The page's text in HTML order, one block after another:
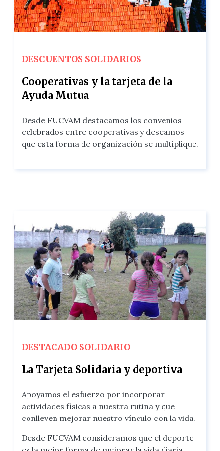
DESCUENTOS SOLIDARIOS
Cooperativas y la tarjeta de la
Ayuda Mutua
Desde FUCVAM destacamos los convenios
celebrados entre cooperativas y deseamos
que esta forma de organización se multiplique.
DESTACADO SOLIDARIO
La Tarjeta Solidaria y deportiva
Apoyamos el esfuerzo por incorporar
actividades físicas a nuestra rutina y que
conlleven mejorar nuestro vínculo con la vida.
Desde FUCVAM consideramos que el deporte